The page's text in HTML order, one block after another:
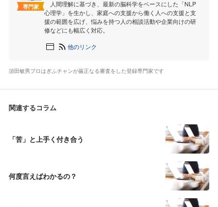
専門家
人間理解に基づき、最新の脳科学をベースにした「NLP
心理学」を生かし、家庭への支援から働く人への支援と支
援の範囲を広げ、悩みを持つ人の相談活動や企業向けの研
修などにも幅広く対応。
他のリンク
須田敏男プロはぎふチャンが厳正なる審査をした登録専門家です
関連するコラム
「苦」と上手く付き合う
何度言えばわかるの？